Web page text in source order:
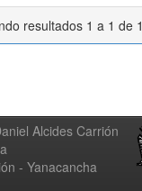
resultados 1 a 1 de 1
Alcides Carrión
- Yanacancha